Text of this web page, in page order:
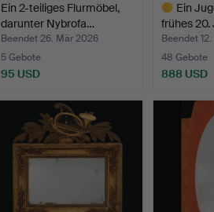
Ein 2-teiliges Flurmöbel,
darunter Nybrofa…
Beendet 26. Mär 2026
5 Gebote
95 USD
Ein
frühes
Beendet
48 Gebote
888 USD